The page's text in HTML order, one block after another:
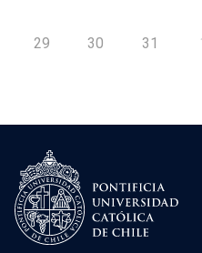
29 30 31